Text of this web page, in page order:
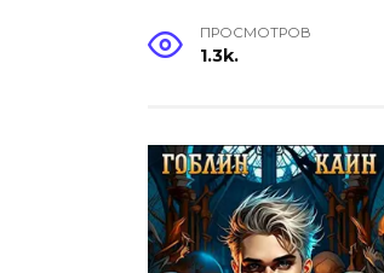
ПРОСМОТРОВ
1.3k.